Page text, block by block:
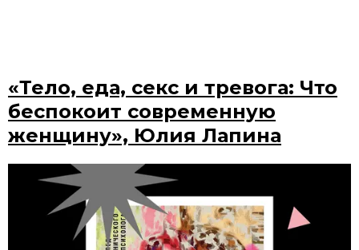
«Тело, еда, секс и тревога: Что
беспокоит современную
женщину», Юлия Лапина